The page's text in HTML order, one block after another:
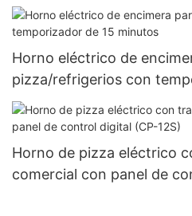
Horno eléctrico de
pizza/refrigerios con
Horno de pizza eléctrico
comercial con panel de